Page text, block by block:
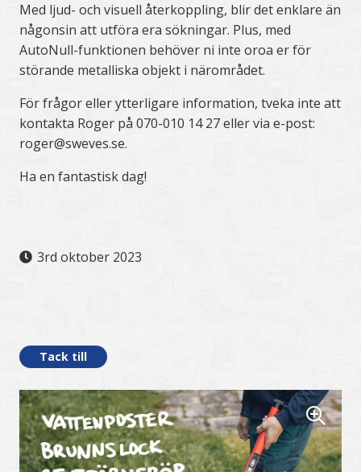
Med ljud- och visuell återkoppling, blir det enklare än
någonsin att utföra era sökningar. Plus, med
AutoNull-funktionen behöver ni inte oroa er för
störande metalliska objekt i närområdet.
För frågor eller ytterligare information, tveka inte att
kontakta Roger på 070-010 14 27 eller via e-post:
roger@sweves.se.
Ha en fantastisk dag!
3rd oktober 2023
Tack till